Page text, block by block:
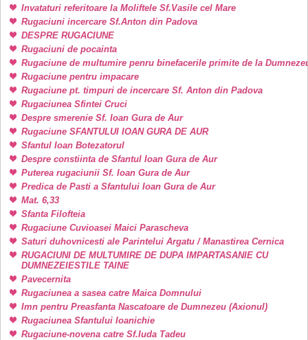
Invataturi referitoare la Moliftele Sf.Vasile cel Mare
Rugaciuni incercare Sf.Anton din Padova
DESPRE RUGACIUNE
Rugaciuni de pocainta
Rugaciune de multumire penru binefacerile primite de la
Rugaciune pentru impacare
Rugaciune pt. timpuri de incercare Sf. Anton din Padova
Rugaciunea Sfintei Cruci
Despre smerenie Sf. Ioan Gura de Aur
Rugaciune SFANTULUI IOAN GURA DE AUR
Sfantul Ioan Botezatorul
Despre constiinta de Sfantul Ioan Gura de Aur
Puterea rugaciunii Sf. Ioan Gura de Aur
Predica de Pasti a Sfantului Ioan Gura de Aur
Mat. 6,33
Sfanta Filofteia
Rugaciune Cuvioasei Maici Parascheva
Saturi duhovnicesti ale Parintelui Argatu / Manastirea Cernica
RUGACIUNI DE MULTUMIRE DE DUPA IMPARTASANIE CU
DUMNEZEIESTILE TAINE
Pavecernita
Rugaciunea a sasea catre Maica Domnului
Imn pentru Preasfanta Nascatoare de Dumnezeu (Axionul)
Rugaciunea Sfantului Ioanichie
Rugaciune-novena catre Sf.Iuda Tadeu